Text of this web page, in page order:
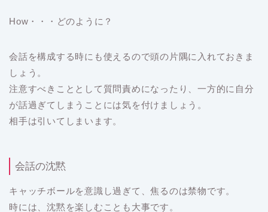
How・・・どのように？
会話を構成する時にも使えるので頭の片隅に入れておきま
しょう。
注意すべきこととして質問責めになったり、一方的に自分
が話過ぎてしまうことには気を付けましょう。
相手は引いてしまいます。
会話の沈黙
キャッチボールを意識し過ぎて、焦るのは禁物です。
時には、沈黙を楽しむことも大事です。